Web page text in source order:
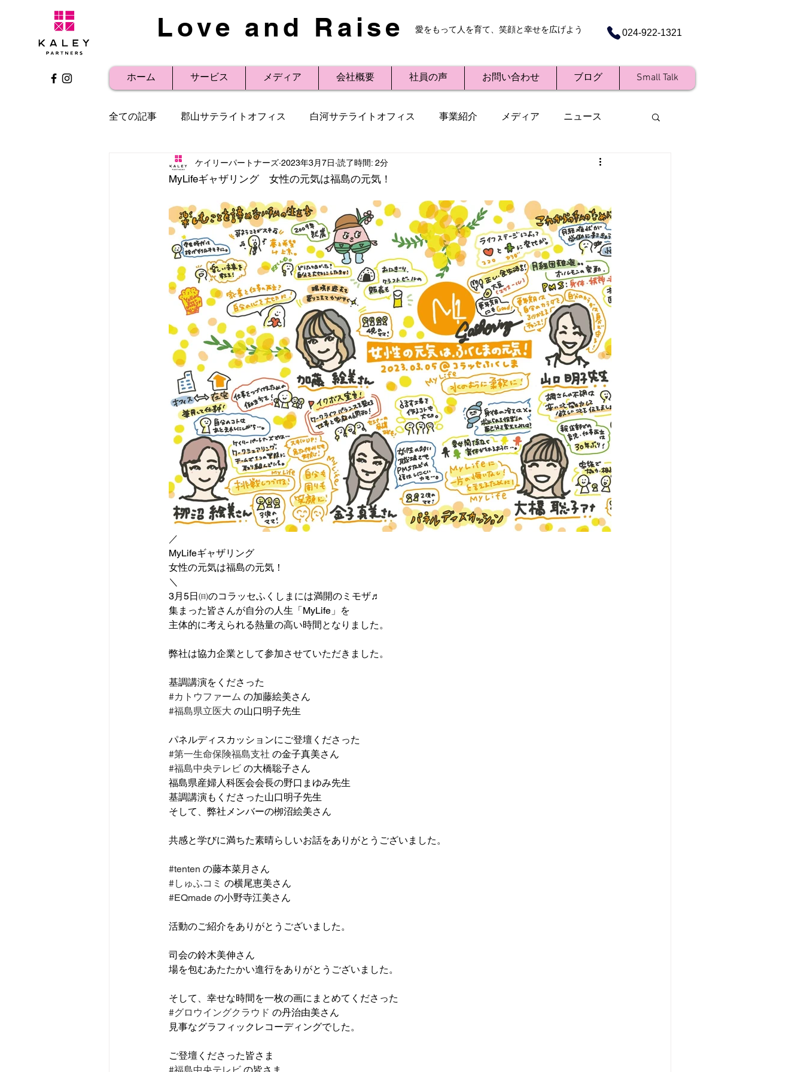
Love and Raise 愛をもって人を育て、笑顔と幸せを広げよう 024-922-1321
ホーム サービス メディア 会社概要 社員の声 お問い合わせ ブログ Small Talk
全ての記事 郡山サテライトオフィス 白河サテライトオフィス 事業紹介 メディア ニュース
社内研修 事例紹介 プレスリリース Small Talk
MyLifeギャザリング 女性の元気は福島の元気！
ケイリーパートナーズ 2023年3月7日 読了時間: 2分
／
MyLifeギャザリング
女性の元気は福島の元気！
＼
3月5日㈰のコラッセふくしまには満開のミモザ♬
集まった皆さんが自分の人生「MyLife」を
主体的に考えられる熱量の高い時間となりました。
弊社は協力企業として参加させていただきました。
基調講演をくださった
#カトウファーム の加藤絵美さん
#福島県立医大 の山口明子先生
パネルディスカッションにご登壇くださった
#第一生命保険福島支社 の金子真美さん
#福島中央テレビ の大橋聡子さん
福島県産婦人科医会会長の野口まゆみ先生
基調講演もくださった山口明子先生
そして、弊社メンバーの栁沼絵美さん
共感と学びに満ちた素晴らしいお話をありがとうございました。
#tenten の藤本菜月さん
#しゅふコミ の横尾恵美さん
#EQmade の小野寺江美さん
活動のご紹介をありがとうございました。
司会の鈴木美伸さん
場を包むあたたかい進行をありがとうございました。
そして、幸せな時間を一枚の画にまとめてくださった
#グロウイングクラウド の丹治由美さん
見事なグラフィックレコーディングでした。
ご登壇くださった皆さま